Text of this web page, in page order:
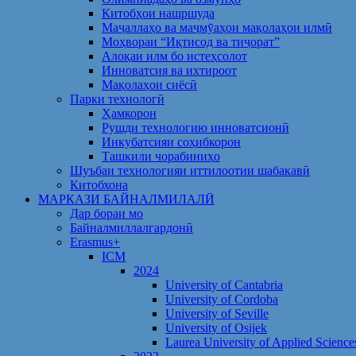
Китобҳои нашршуда
Маҷаллаҳо ва маҷмӯаҳои мақолаҳои илмӣ
Моҳвораи “Иқтисод ва тиҷорат”
Алоқаи илм бо истеҳсолот
Инноватсия ва ихтироот
Мақолаҳои сиёсӣ
Парки технологӣ
Ҳамкорон
Рушди технологию инноватсионӣ
Инкубатсияи соҳибкорон
Ташкили чорабиниҳо
Шуъбаи технологияи иттилоотии шабакавӣ
Китобхона
МАРКАЗИ БАЙНАЛМИЛАЛӢ
Дар бораи мо
Байналмиллалгардонӣ
Erasmus+
ICM
2024
University of Cantabria
University of Cordoba
University of Seville
University of Osijek
Laurea University of Applied